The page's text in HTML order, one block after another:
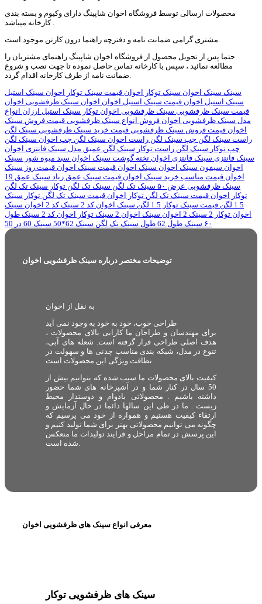
محصولات ارسالی توسط فروشگاه اخوان شاپینگ دارای وکیوم و بسته بندی
کارخانه میباشد .
حتما پس از تحویل محصول از فروشگاه اخوان شاپینگ راهنمای مشتریان را
مطالعه نمائید ، سپس با کارخانه تماس حاصل نموده تا جهت نصب و شروع
سینک سینک اخوان سینک توکار اخوان قیمت سینک توکار اخوان سینک استیل
سینک استیل اخوان قیمت سینک استیل اخوان اخوان سینک ظرفشویی اخوان
قیمت سینک ظرفشویی سینک ظرفشویی اخوان توکار سینک استیل ارزان انواع
مدل سینک ظرفشویی اخوان فروش انواع سینک ظرفشویی قیمت فروش سینک
اخوان قیمت فروش سینک ظرفشویی قیمت خرید سینک ظرفشویی سینک لگن
راست سینک لگن چپ سینک لگن راست اخوان سینک لگن چپ اخوان سینک لگن
چپ توکار سینک لگن راست توکار سینک لگن عمیق مدل سینک فانتزی اخوان
سینک فانتزی سینک فانتزی اخوان تخته گوشت سینک اخوان سبد میوه شور سینک
اخوان سیفون سینک اخوان سینک اخوان قیمت سینک اخوان قیمت روز سینک
اخوان قیمت مناسب خرید سینک اخوان قیمت سینک عمق زیاد سینک عمق 19
سینک ظرفشویی عرض ۵۰
سینک تک لگن سینک تک لگن توکار سینک تک لگن
توکار اخوان قیمت سینک تک لگن توکار اخوان قیمت سینک تک لگن توکار سینک
1.5 لگن
قیمت سینک توکار 1.5 لگن سینک اخوان کد 2 سینک کد 2 اخوان
سینک
اخوان توکار 2
سینک 2 اخوان سینک اخوان 2 سینک توکار اخوان کد 2
سینک طول
۶۰ سینک طول 62 طول سینک تک لگن سینک 62*50 سینک 60 در 50
توضیحات مختصر درباره سینک ظرفشویی اخوان
به نقل از اخوان
طراحی خوب، خود به خود به وجود نمی آید
برای مهندسان و طراحان ما کارایی بالای محصولات ،
هدف اصلی طراحی قرار گرفته است. شعله های آبی،
تنوع در مدل، شبکه بندی مناسب چدنی ها و سهولت در
نظافت ویژگی این محصولات است
کیفیت بالای محصولات ما سبب شده که بتوانیم بیش از
50 سال در کنار شما و در آشپزخانه های شما حضور
داشته باشیم . محصولاتی بادوام و دوستدار محیط
زیست . ما در طی این سالها دائما در حال آزمایش و
ارتقاء کیفیت هستیم و همواره از خود می پرسیم که
چگونه می توانیم محصولاتی بهتر برای شما تولید کنیم و
این پرسش در تمام مراحل و فرایند تولیدات ما منعکس
شده است.
معرفی انواع سینک های ظرفشویی اخوان
سینک های ظرفشویی توکار